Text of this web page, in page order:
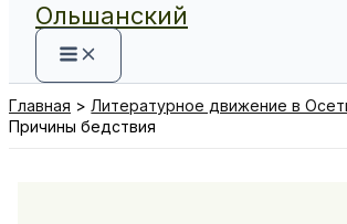
Ольшанский
Главная
Литературное движение в
Причины бедствия